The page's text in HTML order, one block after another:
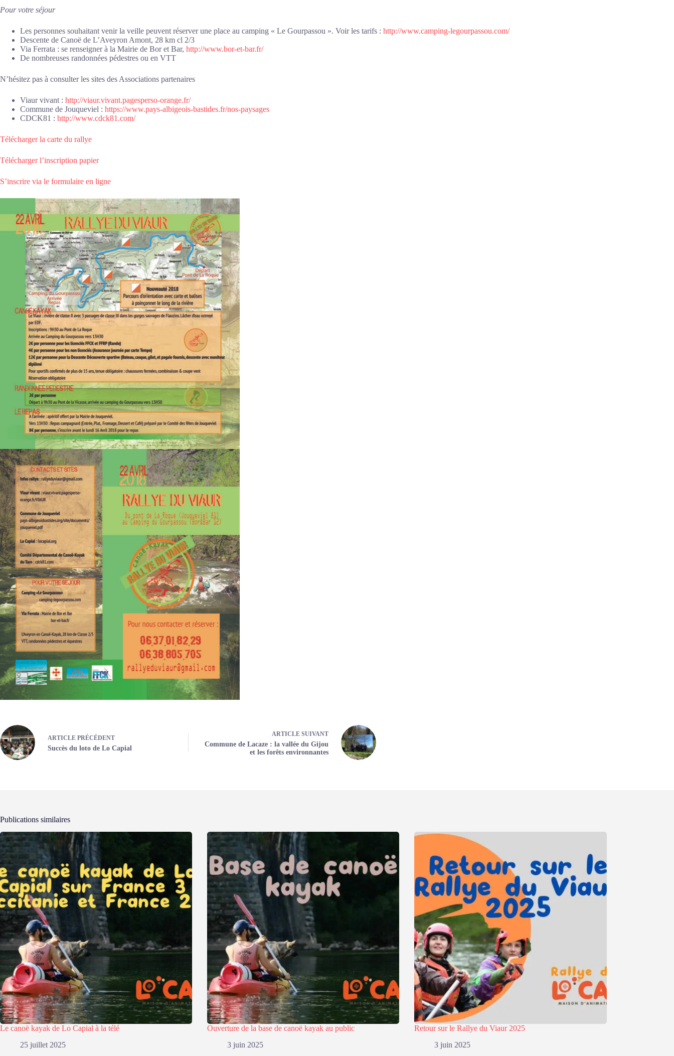
Pour votre séjour
Les personnes souhaitant venir la veille peuvent réserver une place au camping « Le Gourpassou ». Voir les tarifs : http://www.camping-legourpassou.com/
Descente de Canoë de L’Aveyron Amont, 28 km cl 2/3
Via Ferrata : se renseigner à la Mairie de Bor et Bar, http://www.bor-et-bar.fr/
De nombreuses randonnées pédestres ou en VTT
N’hésitez pas à consulter les sites des Associations partenaires
Viaur vivant : http://viaur.vivant.pagesperso-orange.fr/
Commune de Jouqueviel : https://www.pays-albigeois-bastides.fr/nos-paysages
CDCK81 : http://www.cdck81.com/
Télécharger la carte du rallye
Télécharger l’inscription papier
S’inscrire via le formulaire en ligne
ARTICLE PRÉCÉDENT
Succès du loto de Lo Capial
ARTICLE SUIVANT
Commune de Lacaze : la vallée du Gijou
et les forêts environnantes
Publications similaires
Le canoë kayak de Lo Capial à la télé
25 juillet 2025
Ouverture de la base de canoë kayak au public
3 juin 2025
Retour sur le Rallye du Viaur 2025
3 juin 2025